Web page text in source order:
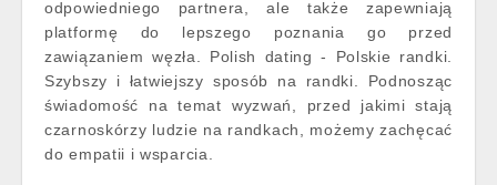
odpowiedniego partnera, ale także zapewniają
platformę do lepszego poznania go przed
zawiązaniem węzła. Polish dating - Polskie randki.
Szybszy i łatwiejszy sposób na randki. Podnosząc
świadomość na temat wyzwań, przed jakimi stają
czarnoskórzy ludzie na randkach, możemy zachęcać
do empatii i wsparcia.